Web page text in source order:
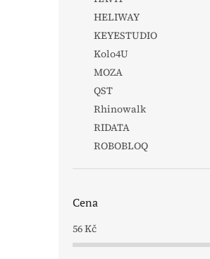
HELIWAY
KEYESTUDIO
Kolo4U
MOZA
QST
Rhinowalk
RIDATA
ROBOBLOQ
Cena
56Kč